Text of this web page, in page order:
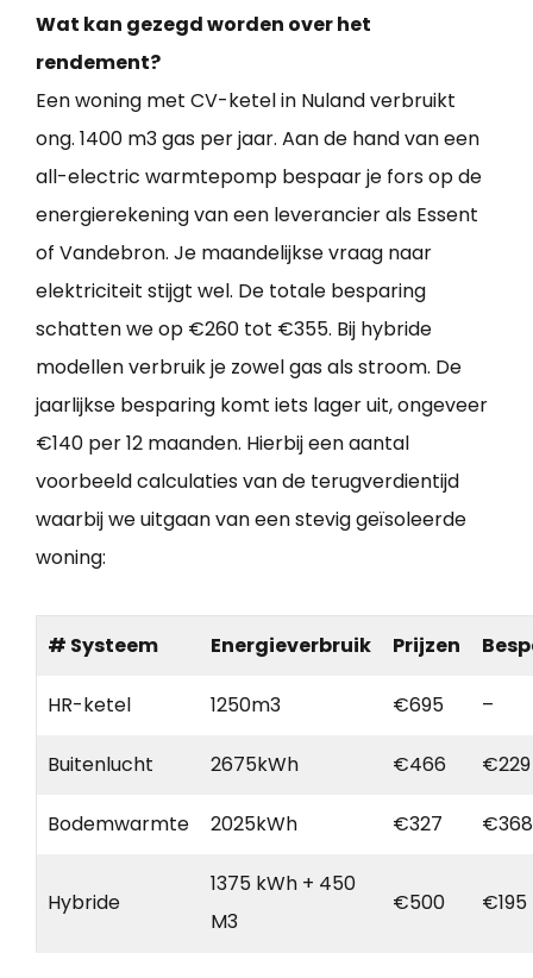
Wat kan gezegd worden over het
rendement?
Een woning met CV-ketel in Nuland verbruikt
ong. 1400 m3 gas per jaar. Aan de hand van een
all-electric warmtepomp bespaar je fors op de
energierekening van een leverancier als Essent
of Vandebron. Je maandelijkse vraag naar
elektriciteit stijgt wel. De totale besparing
schatten we op €260 tot €355. Bij hybride
modellen verbruik je zowel gas als stroom. De
jaarlijkse besparing komt iets lager uit, ongeveer
€140 per 12 maanden. Hierbij een aantal
voorbeeld calculaties van de terugverdientijd
waarbij we uitgaan van een stevig geïsoleerde
woning:
# Systeem Energieverbruik Prijzen
HR-ketel 1250m3 €695 –
Buitenlucht 2675kWh €466 €229
Bodemwarmte 2025kWh €327 €368
Hybride
1375 kWh + 450
M3
€500 €195